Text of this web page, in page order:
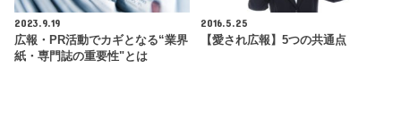
2023.9.19
広報・PR活動でカギとなる“業界
紙・専門誌の重要性"とは
2016.5.25
【愛され広報】5つの共通点